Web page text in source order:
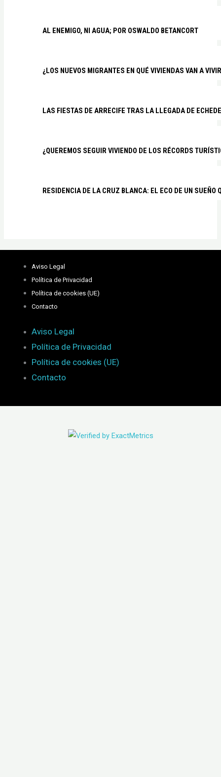
AL ENEMIGO, NI AGUA; POR OSWALDO BETANCORT
¿LOS NUEVOS MIGRANTES EN QUÉ VIVIENDAS VAN A
LAS FIESTAS DE ARRECIFE TRAS LA LLEGADA DE
¿QUEREMOS SEGUIR VIVIENDO DE LOS RÉCORDS
RESIDENCIA DE LA CRUZ BLANCA: EL ECO DE UN SUEÑO
Aviso Legal
Política de Privacidad
Política de cookies (UE)
Contacto
Aviso Legal
Política de Privacidad
Política de cookies (UE)
Contacto